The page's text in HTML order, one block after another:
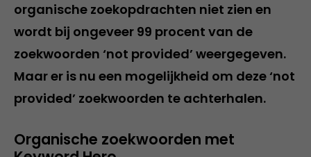
organische zoekopdrachten niet zien en
wordt bij ongeveer 99 procent van de
zoekwoorden ‘not provided’ weergegeven.
Maar er is nu een mogelijkheid om deze ‘not
provided’ zoekwoorden te achterhalen.
Organische zoekwoorden met